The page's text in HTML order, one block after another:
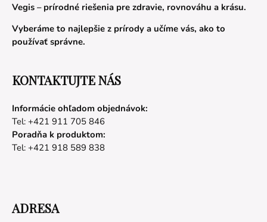
Vegis – prírodné riešenia pre zdravie, rovnováhu a krásu.
Vyberáme to najlepšie z prírody a učíme vás, ako to
používať správne.
KONTAKTUJTE NÁS
Informácie ohľadom objednávok:
Tel: +421 911 705 846
Poradňa k produktom:
Tel: +421 918 589 838
ADRESA